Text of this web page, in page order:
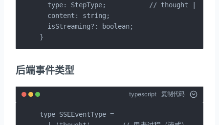
type: StepType;           // thought |
  content: string;
  isStreaming?: boolean;
}
后端事件类型
typescript 复制代码
type SSEEventType =